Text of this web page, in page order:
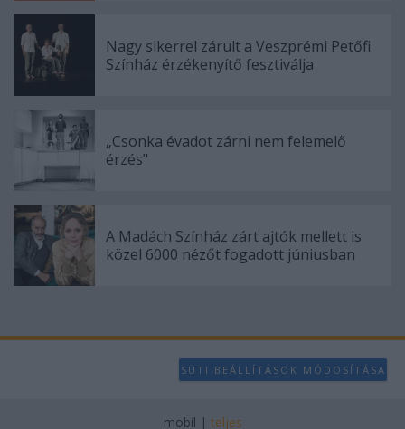
Nagy sikerrel zárult a Veszprémi Petőfi
Színház érzékenyítő fesztiválja
„Csonka évadot zárni nem felemelő
érzés"
A Madách Színház zárt ajtók mellett is
közel 6000 nézőt fogadott júniusban
SÜTI BEÁLLÍTÁSOK MÓDOSÍTÁSA
mobil | teljes